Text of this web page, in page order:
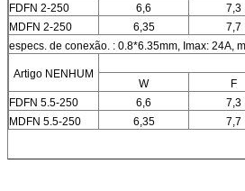
FDFN 2-250
6,6 7,3
MDFN 2-250
6,35 7,7
especs. de conexão. : 0.8*6.35mm, Imax: 24A,
Artigo NENHUM
W
F
FDFN 5.5-250
6,6 7,3
MDFN 5.5-250
6,35 7,7